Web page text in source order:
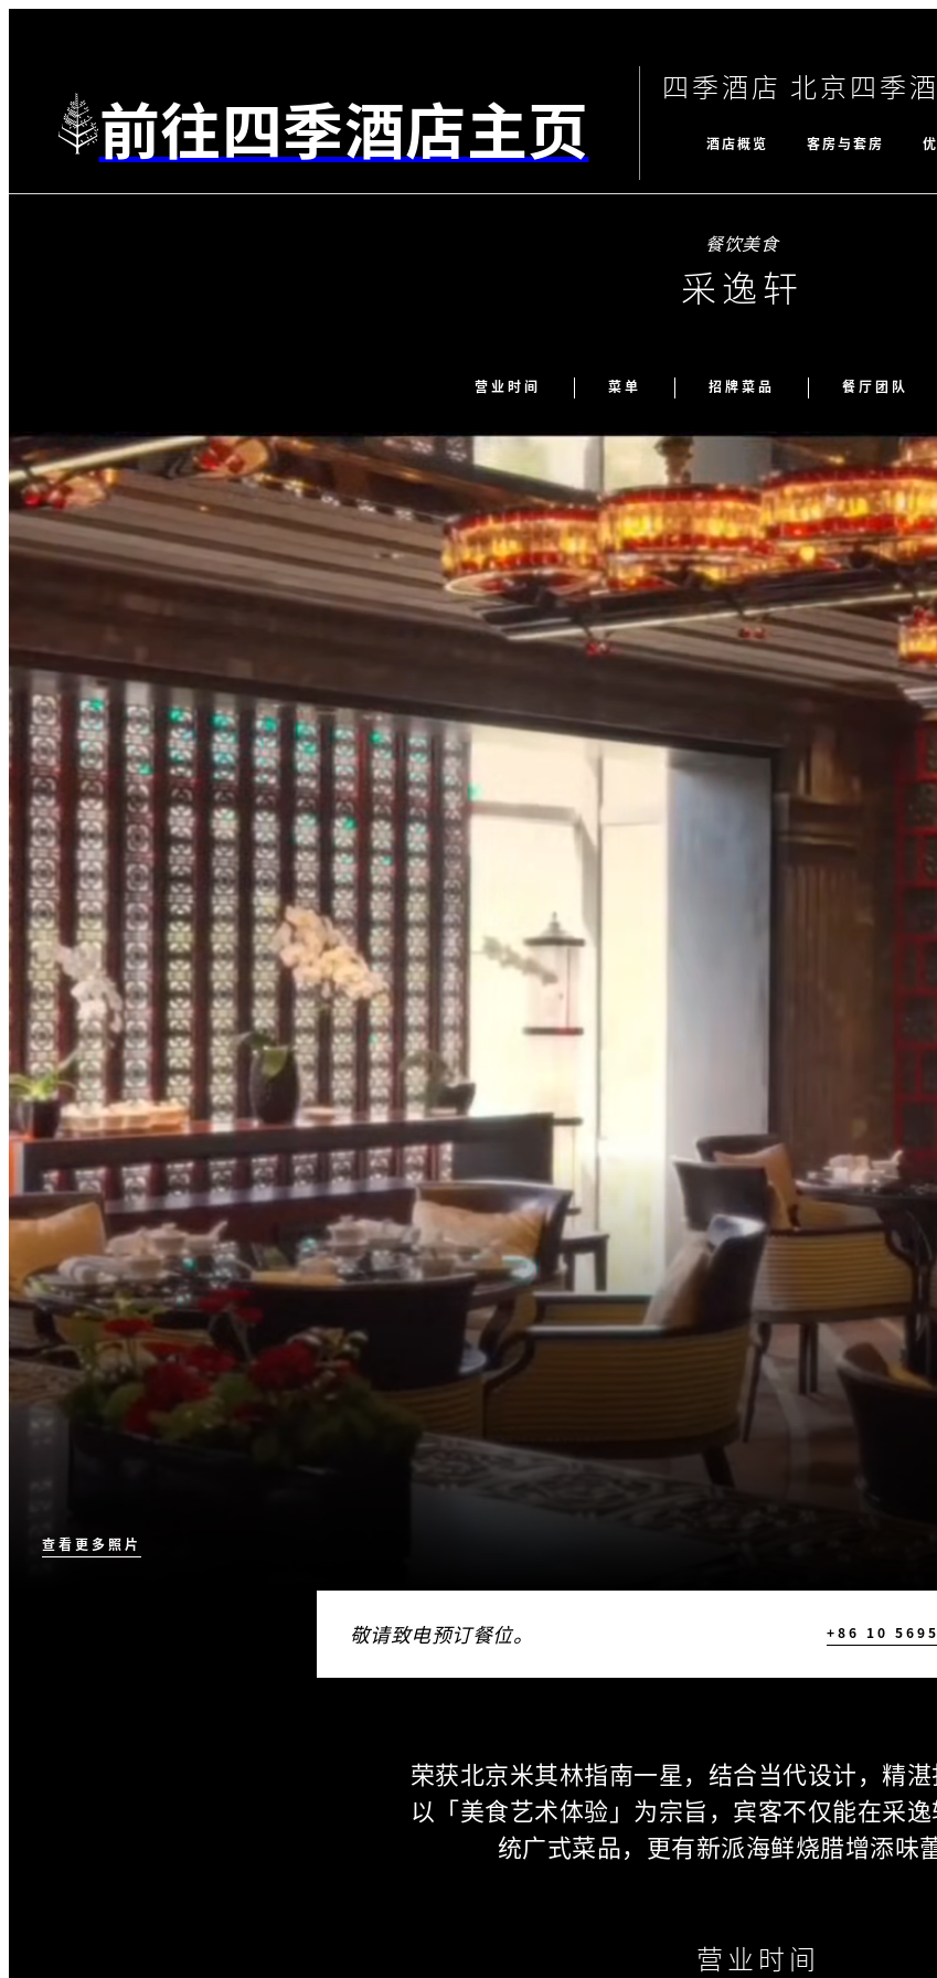
前往四季酒店主页 四季酒店 北京四季
酒店概览 客房与套房
餐饮美食
采逸轩
营业时间 菜单 招牌菜品 餐厅团队
查看更多照片
敬请致电预订餐位。 +86 10
荣获北京米其林指南一星，结合当代设计，精湛
以「美食艺术体验」为宗旨，宾客不仅能在采
统广式菜品，更有新派海鲜烧腊增添味
营业时间